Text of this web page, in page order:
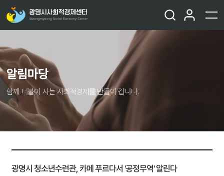
알림마당
함께 더불어 사는 사회적경제를 만들어 갑니다.
광명시 청소년수련관, 카페 푸르다서 '공정무역' 알린다